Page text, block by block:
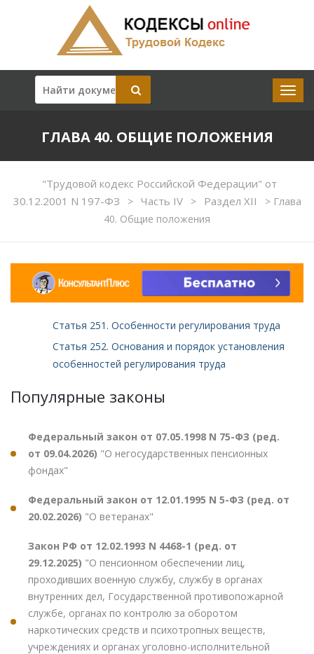
ГЛАВА 40. ОБЩИЕ ПОЛОЖЕНИЯ
"Трудовой кодекс Российской Федерации" от
30.12.2001 N 197-ФЗ
> Часть IV > Раздел XII >Глава
40. Общие положения
Статья 251. Особенности регулирования труда
Статья 252. Основания и порядок установления
особенностей регулирования труда
Популярные законы
Федеральный закон от 07.05.1998 N 75-ФЗ (ред.
от 09.04.2026) "О негосударственных пенсионных
фондах"
Федеральный закон от 12.01.1995 N 5-ФЗ (ред. от
20.02.2026) "О ветеранах"
Закон РФ от 12.02.1993 N 4468-1 (ред. от
29.12.2025) "О пенсионном обеспечении лиц,
проходивших военную службу, службу в органах
внутренних дел, Государственной противопожарной
службе, органах по контролю за оборотом
наркотических средств и психотропных веществ,
учреждениях и органах уголовно-исполнительной